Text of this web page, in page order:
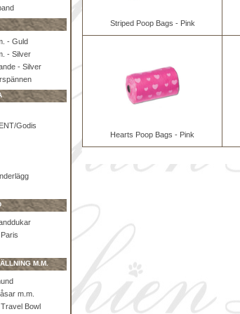
- Guld
- Silver
- Silver
Godis
M.M.
m.m.
Bowl
Striped Poop Bags - Pink
Hearts Poop Bags - Pink